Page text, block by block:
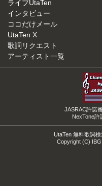
ライブUtaTen
インタビュー
ココだけメール
UtaTen X
歌詞リクエスト
アーティスト一覧
JASRAC許諾
NexTone許
UtaTen 無料歌詞
Copyright (C) IBG